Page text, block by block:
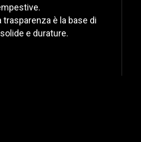
trasparenza è la base di
e durature.